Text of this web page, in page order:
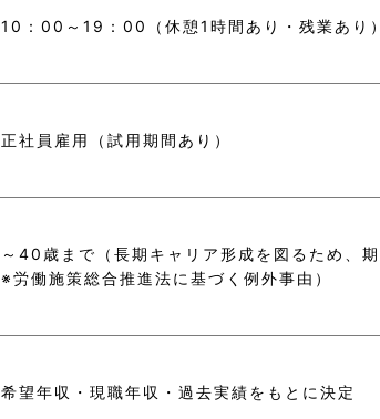
10：00～19：00（休憩1時間あり・残業あり）
正社員雇用（試用期間あり）
～40歳まで（長期キャリア形成を図るため、
※労働施策総合推進法に基づく例外事由）
希望年収・現職年収・過去実績をもとに決定